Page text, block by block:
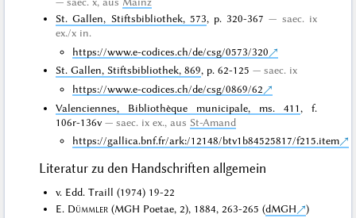
St. Gallen, Stiftsbibliothek, 573, p. 320-367
saec. ix
ex./x in.
https://www.e-codices.ch/de/csg/0573/320
St. Gallen, Stiftsbibliothek, 869, p. 62-125
saec. ix
https://www.e-codices.ch/de/csg/0869/62
Valenciennes, Bibliothèque municipale, ms. 411 , f.
106r-136v
saec. ix ex., aus St-Amand
https://gallica.bnf.fr/ark:/12148/btv1b84525817/f215.item
Literatur zu den Handschriften allgemein
v. Edd. Traill (1974) 19-22
E. Dümmler (MGH Poetae, 2), 1884, 263-265 (dMGH
)